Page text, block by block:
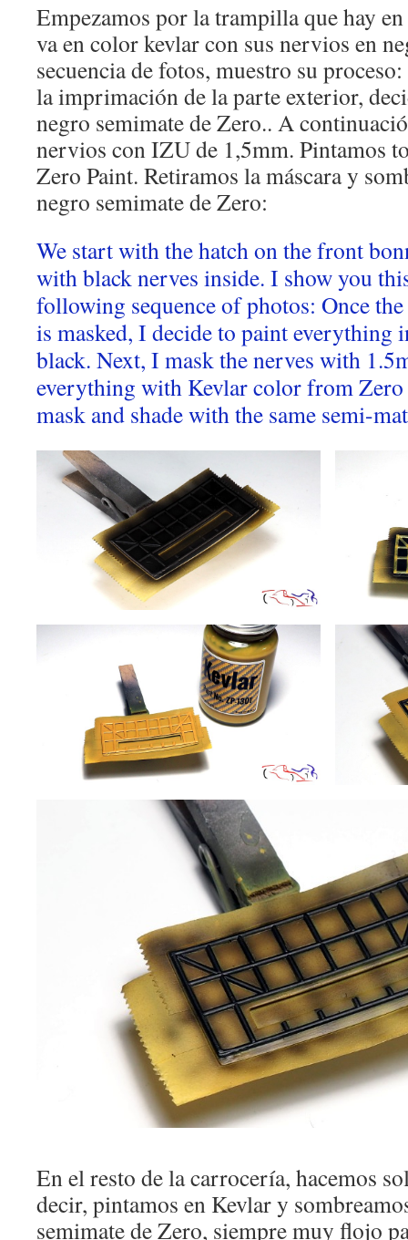
Empezamos por la trampilla que hay
va en color kevlar con sus nervios en
secuencia de fotos, muestro su
la imprimación de la parte exterior,
negro semimate de Zero.. A
nervios con IZU de 1,5mm. Pintamos
Zero Paint. Retiramos la máscara y
negro semimate de Zero:
We start with the hatch on the front
with black nerves inside. I show you
following sequence of photos: Once
is masked, I decide to paint everything
black. Next, I mask the nerves with
everything with Kevlar color from Zero
mask and shade with the same semi-
En el resto de la carrocería, hacemos
decir, pintamos en Kevlar y
semimate de Zero, siempre muy flojo